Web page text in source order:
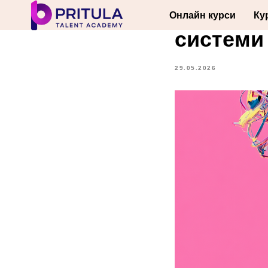
Онлайн курси
Claude
системи
29.05.2026